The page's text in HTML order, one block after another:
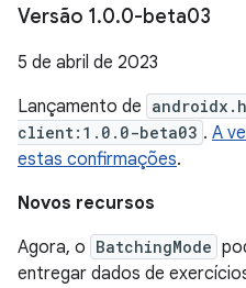
Versão 1.0.0-beta03
5 de abril de 2023
Lançamento de
client:1.0.0-beta03 . A
estas confirmações.
Novos recursos
Agora, o BatchingMode
entregar dados de